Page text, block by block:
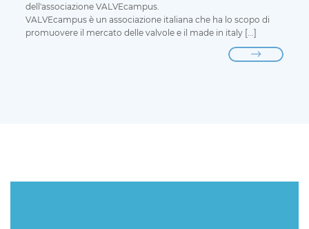
dell'associazione VALVEcampus.
VALVEcampus è un associazione italiana che ha lo scopo di
promuovere il mercato delle valvole e il made in italy [...]